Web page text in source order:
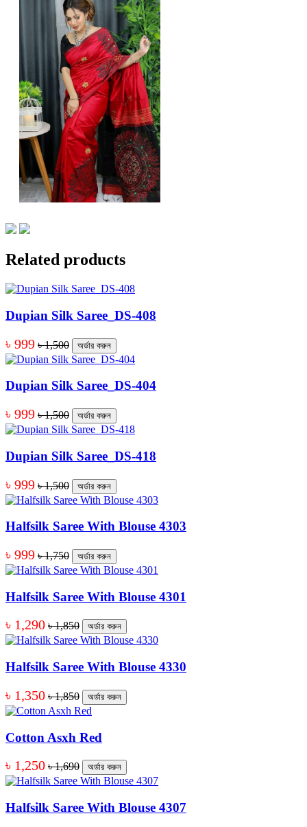
Related products
Dupian Silk Saree_DS-408
৳ 999 ৳ 1,500 অর্ডার করুন
Dupian Silk Saree_DS-404
৳ 999 ৳ 1,500 অর্ডার করুন
Dupian Silk Saree_DS-418
৳ 999 ৳ 1,500 অর্ডার করুন
Halfsilk Saree With Blouse 4303
৳ 999 ৳ 1,750 অর্ডার করুন
Halfsilk Saree With Blouse 4301
৳ 1,290 ৳ 1,850 অর্ডার করুন
Halfsilk Saree With Blouse 4330
৳ 1,350 ৳ 1,850 অর্ডার করুন
Cotton Asxh Red
৳ 1,250 ৳ 1,690 অর্ডার করুন
Halfsilk Saree With Blouse 4307